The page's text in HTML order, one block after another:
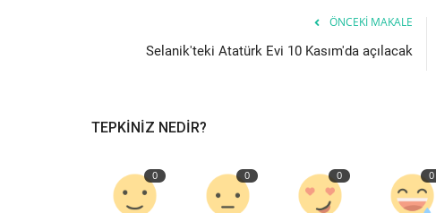
ÖNCEKI MAKALE
Selanik'teki Atatürk Evi 10 Kasım'da açılacak
TEPKINIZ NEDIR?
0 0 0 0